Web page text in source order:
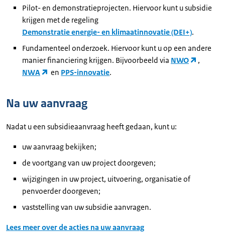
Pilot- en demonstratieprojecten. Hiervoor kunt u subsidie
krijgen met de regeling
Demonstratie energie- en klimaatinnovatie (DEI+).
Fundamenteel onderzoek. Hiervoor kunt u op een andere
manier financiering krijgen. Bijvoorbeeld via NWO
,
NWA
en PPS-innovatie.
Na uw aanvraag
Nadat u een subsidieaanvraag heeft gedaan, kunt u:
uw aanvraag bekijken;
de voortgang van uw project doorgeven;
wijzigingen in uw project, uitvoering, organisatie of
penvoerder doorgeven;
vaststelling van uw subsidie aanvragen.
Lees meer over de acties na uw aanvraag